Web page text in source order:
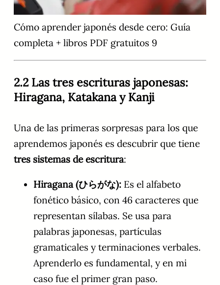
Cómo aprender japonés desde cero: Guía
completa + libros PDF gratuitos 9
2.2 Las tres escrituras japonesas:
Hiragana, Katakana y Kanji
Una de las primeras sorpresas para los que
aprendemos japonés es descubrir que tiene
tres sistemas de escritura:
Hiragana (ひらがな): Es el alfabeto
fonético básico, con 46 caracteres que
representan sílabas. Se usa para
palabras japonesas, partículas
gramaticales y terminaciones verbales.
Aprenderlo es fundamental, y en mi
caso fue el primer gran paso.